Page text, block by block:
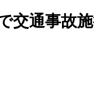
交通事故